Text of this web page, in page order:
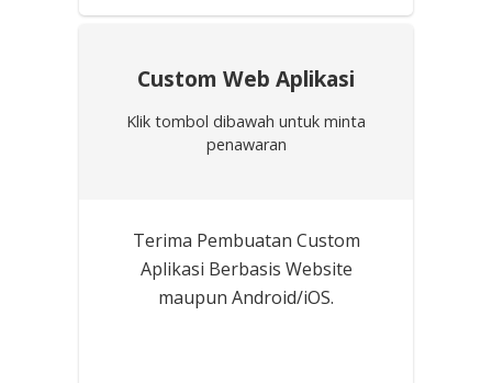
Custom Web Aplikasi
Klik tombol dibawah untuk minta
penawaran
Terima Pembuatan Custom
Aplikasi Berbasis Website
maupun Android/iOS.